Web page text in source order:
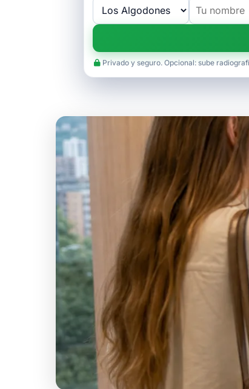
Privado y seguro. Opcional: sube